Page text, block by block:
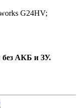
G24HV;
без АКБ и ЗУ.